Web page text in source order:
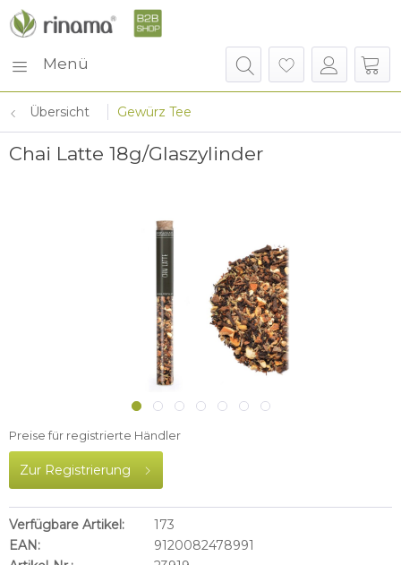
Menü
Übersicht Gewürz Tee
Chai Latte 18g/Glaszylinder
Preise für registrierte Händler
Zur Registrierung
Verfügbare Artikel:
173
EAN:
9120082478991